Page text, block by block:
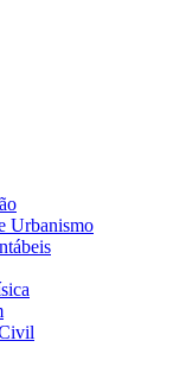
Urbanismo